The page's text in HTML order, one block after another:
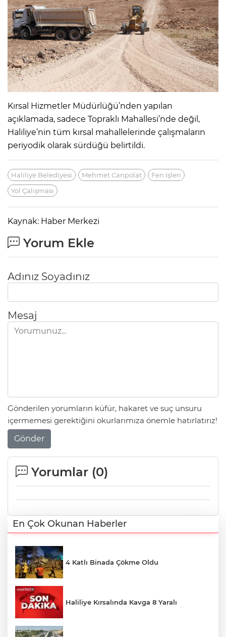
Kırsal Hizmetler Müdürlüğü’nden yapılan
açıklamada, sadece Topraklı Mahallesi’nde değil,
Haliliye’nin tüm kırsal mahallelerinde çalışmaların
periyodik olarak sürdüğü belirtildi.
Haliliye Belediyesi Mehmet Canpolat
Fen Işleri
Yol Çalışması
Kaynak: Haber Merkezi
Yorum Ekle
Adınız Soyadınız
Mesaj
Gönderilen yorumların küfür, hakaret ve suç unsuru
içermemesi gerektiğini okurlarımıza önemle hatırlatırız!
Gönder
Yorumlar (0)
En Çok Okunan Haberler
4 Katlı Binada Çökme Oldu
Haliliye Kırsalında Kavga 8 Yaralı